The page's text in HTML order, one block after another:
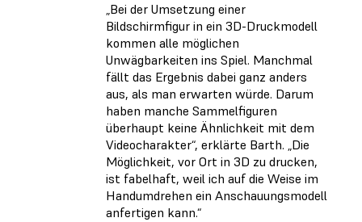
„Bei der Umsetzung einer
Bildschirmfigur in ein 3D-Druckmodell
kommen alle möglichen
Unwägbarkeiten ins Spiel. Manchmal
fällt das Ergebnis dabei ganz anders
aus, als man erwarten würde. Darum
haben manche Sammelfiguren
überhaupt keine Ähnlichkeit mit dem
Videocharakter“, erklärte Barth. „Die
Möglichkeit, vor Ort in 3D zu drucken,
ist fabelhaft, weil ich auf die Weise im
Handumdrehen ein Anschauungsmodell
anfertigen kann.“